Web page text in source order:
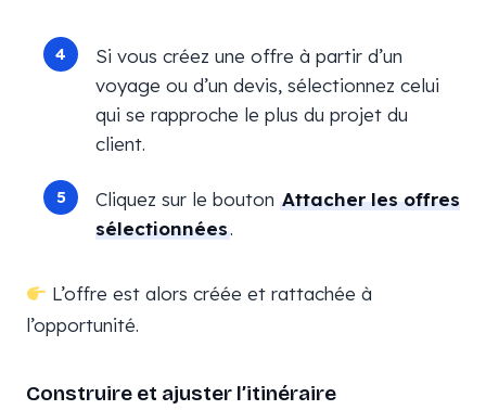
Si vous créez une offre à partir d’un
voyage ou d’un devis, sélectionnez celui
qui se rapproche le plus du projet du
client.
Cliquez sur le bouton Attacher les offres
sélectionnées.
L’offre est alors créée et rattachée à
l’opportunité.
Construire et ajuster l’itinéraire